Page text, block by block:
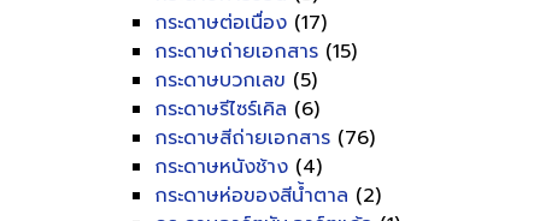
กระดาษต่อเนื่อง (17)
กระดาษถ่ายเอกสาร (15)
กระดาษบวกเลข (5)
กระดาษรีไซร์เคิล (6)
กระดาษสีถ่ายเอกสาร (76)
กระดาษหนังช้าง (4)
กระดาษห่อของสีน้ำตาล (2)